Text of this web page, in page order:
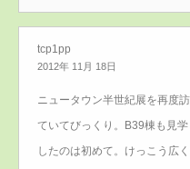
tcp1pp
2012年 11月 18日
ニュータウン半世紀展を再度
ていてびっくり。B39棟も見
したのは初めて。けっこう広